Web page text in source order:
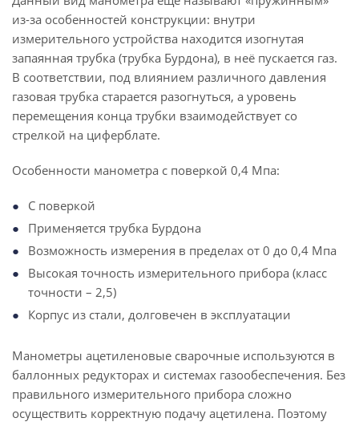
из-за особенностей конструкции: внутри
измерительного устройства находится изогнутая
запаянная трубка (трубка Бурдона), в неё пускается газ.
В соответствии, под влиянием различного давления
газовая трубка старается разогнуться, а уровень
перемещения конца трубки взаимодействует со
стрелкой на циферблате.
Особенности манометра с поверкой 0,4 Мпа:
С поверкой
Применяется трубка Бурдона
Возможность измерения в пределах от 0 до 0,4 Мпа
Высокая точность измерительного прибора (класс
точности – 2,5)
Корпус из стали, долговечен в эксплуатации
Манометры ацетиленовые сварочные используются в
баллонных редукторах и системах газообеспечения. Без
правильного измерительного прибора сложно
осуществить корректную подачу ацетилена. Поэтому